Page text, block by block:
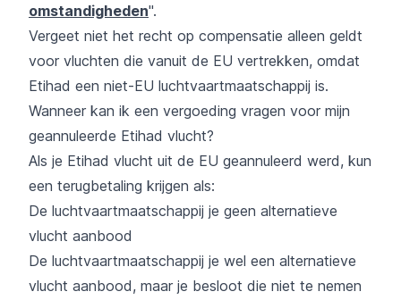
omstandigheden".
Vergeet niet het recht op compensatie alleen geldt
voor vluchten die vanuit de EU vertrekken, omdat
Etihad een niet-EU luchtvaartmaatschappij is.
Wanneer kan ik een vergoeding vragen voor mijn
geannuleerde Etihad vlucht?
Als je Etihad vlucht uit de EU geannuleerd werd, kun
een terugbetaling krijgen als:
De luchtvaartmaatschappij je geen alternatieve
vlucht aanbood
De luchtvaartmaatschappij je wel een alternatieve
vlucht aanbood, maar je besloot die niet te nemen